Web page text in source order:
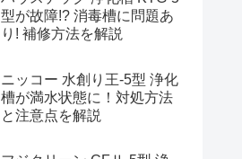
型が故障!? 消毒槽に問題あ
り! 補修方法を解説
ニッコー 水創り王-5型 浄化
槽が満水状態に！対処方法
と注意点を解説